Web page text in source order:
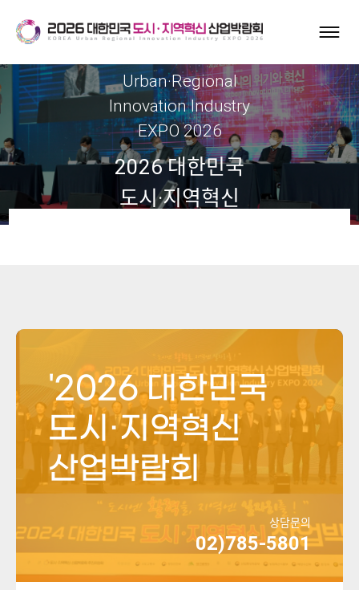
Urban·Regional
Innovation Industry
EXPO 2026
2026 대한민국
도시·지역혁신
'2026 대한민국
도시·지역혁신
산업박람회
상담문의
02)785-5801